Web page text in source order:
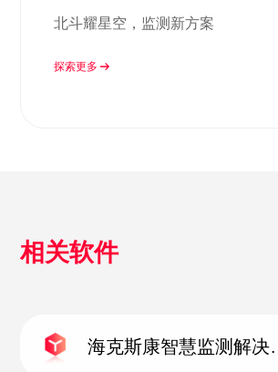
北斗耀星空，监测新方案
探索更多
相关软件
海克斯康智慧监测解决